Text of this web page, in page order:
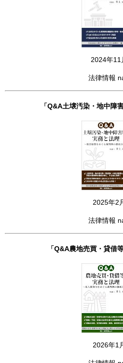
2024年11
法律情報
「Q&A土壌汚染・地中障
2025年2
法律情報
「Q&A農地売買・貸借
2026年1